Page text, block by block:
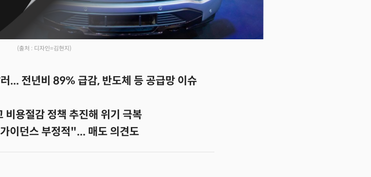
(출처 : 디자인=김현지)
... 전년비 89% 급감, 반도체 등 공급망 이슈
비용절감 정책 추진해 위기 극복
이던스 부정적"... 매도 의견도